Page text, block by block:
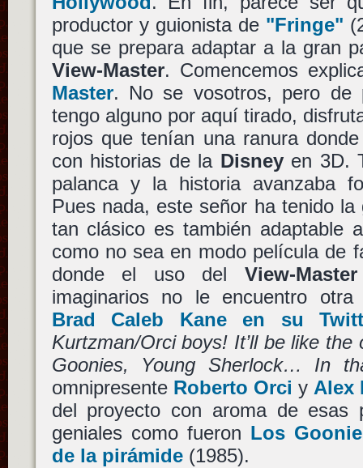
productor y guionista de "Fringe"
que se prepara adaptar a la gran
View-Master. Comencemos
Master. No se vosotros, pero de
tengo alguno por aquí tirado,
rojos que tenían una ranura
con historias de la Disneyen 3D.
palanca y la historia avanzaba
Pues nada, este señor ha tenido
tan clásico es también adaptable
como no sea en modo película de
donde el uso delView-Master
imaginarios no le encuentro
Brad Caleb Kane en su
Kurtzman/Orci boys! It’ll be like the
Goonies, Young Sherlock… In
omnipresente Roberto Orci y Alex
del proyecto con aroma de esas
geniales como fueron Los
de la pirámide(1985).